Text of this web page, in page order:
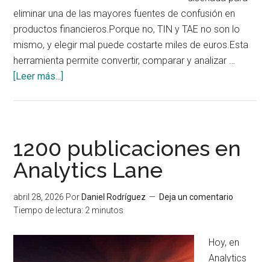
eliminar una de las mayores fuentes de confusión en
productos financieros.Porque no, TIN y TAE no son lo
mismo, y elegir mal puede costarte miles de euros.Esta
herramienta permite convertir, comparar y analizar …
[Leer más...]
su
Conversor
TIN
↔
TAE:
la
1200 publicaciones en
Analytics Lane
abril 28, 2026 Por Daniel Rodríguez
Deja un comentario
Tiempo de lectura: 2 minutos
Hoy, en
Analytics